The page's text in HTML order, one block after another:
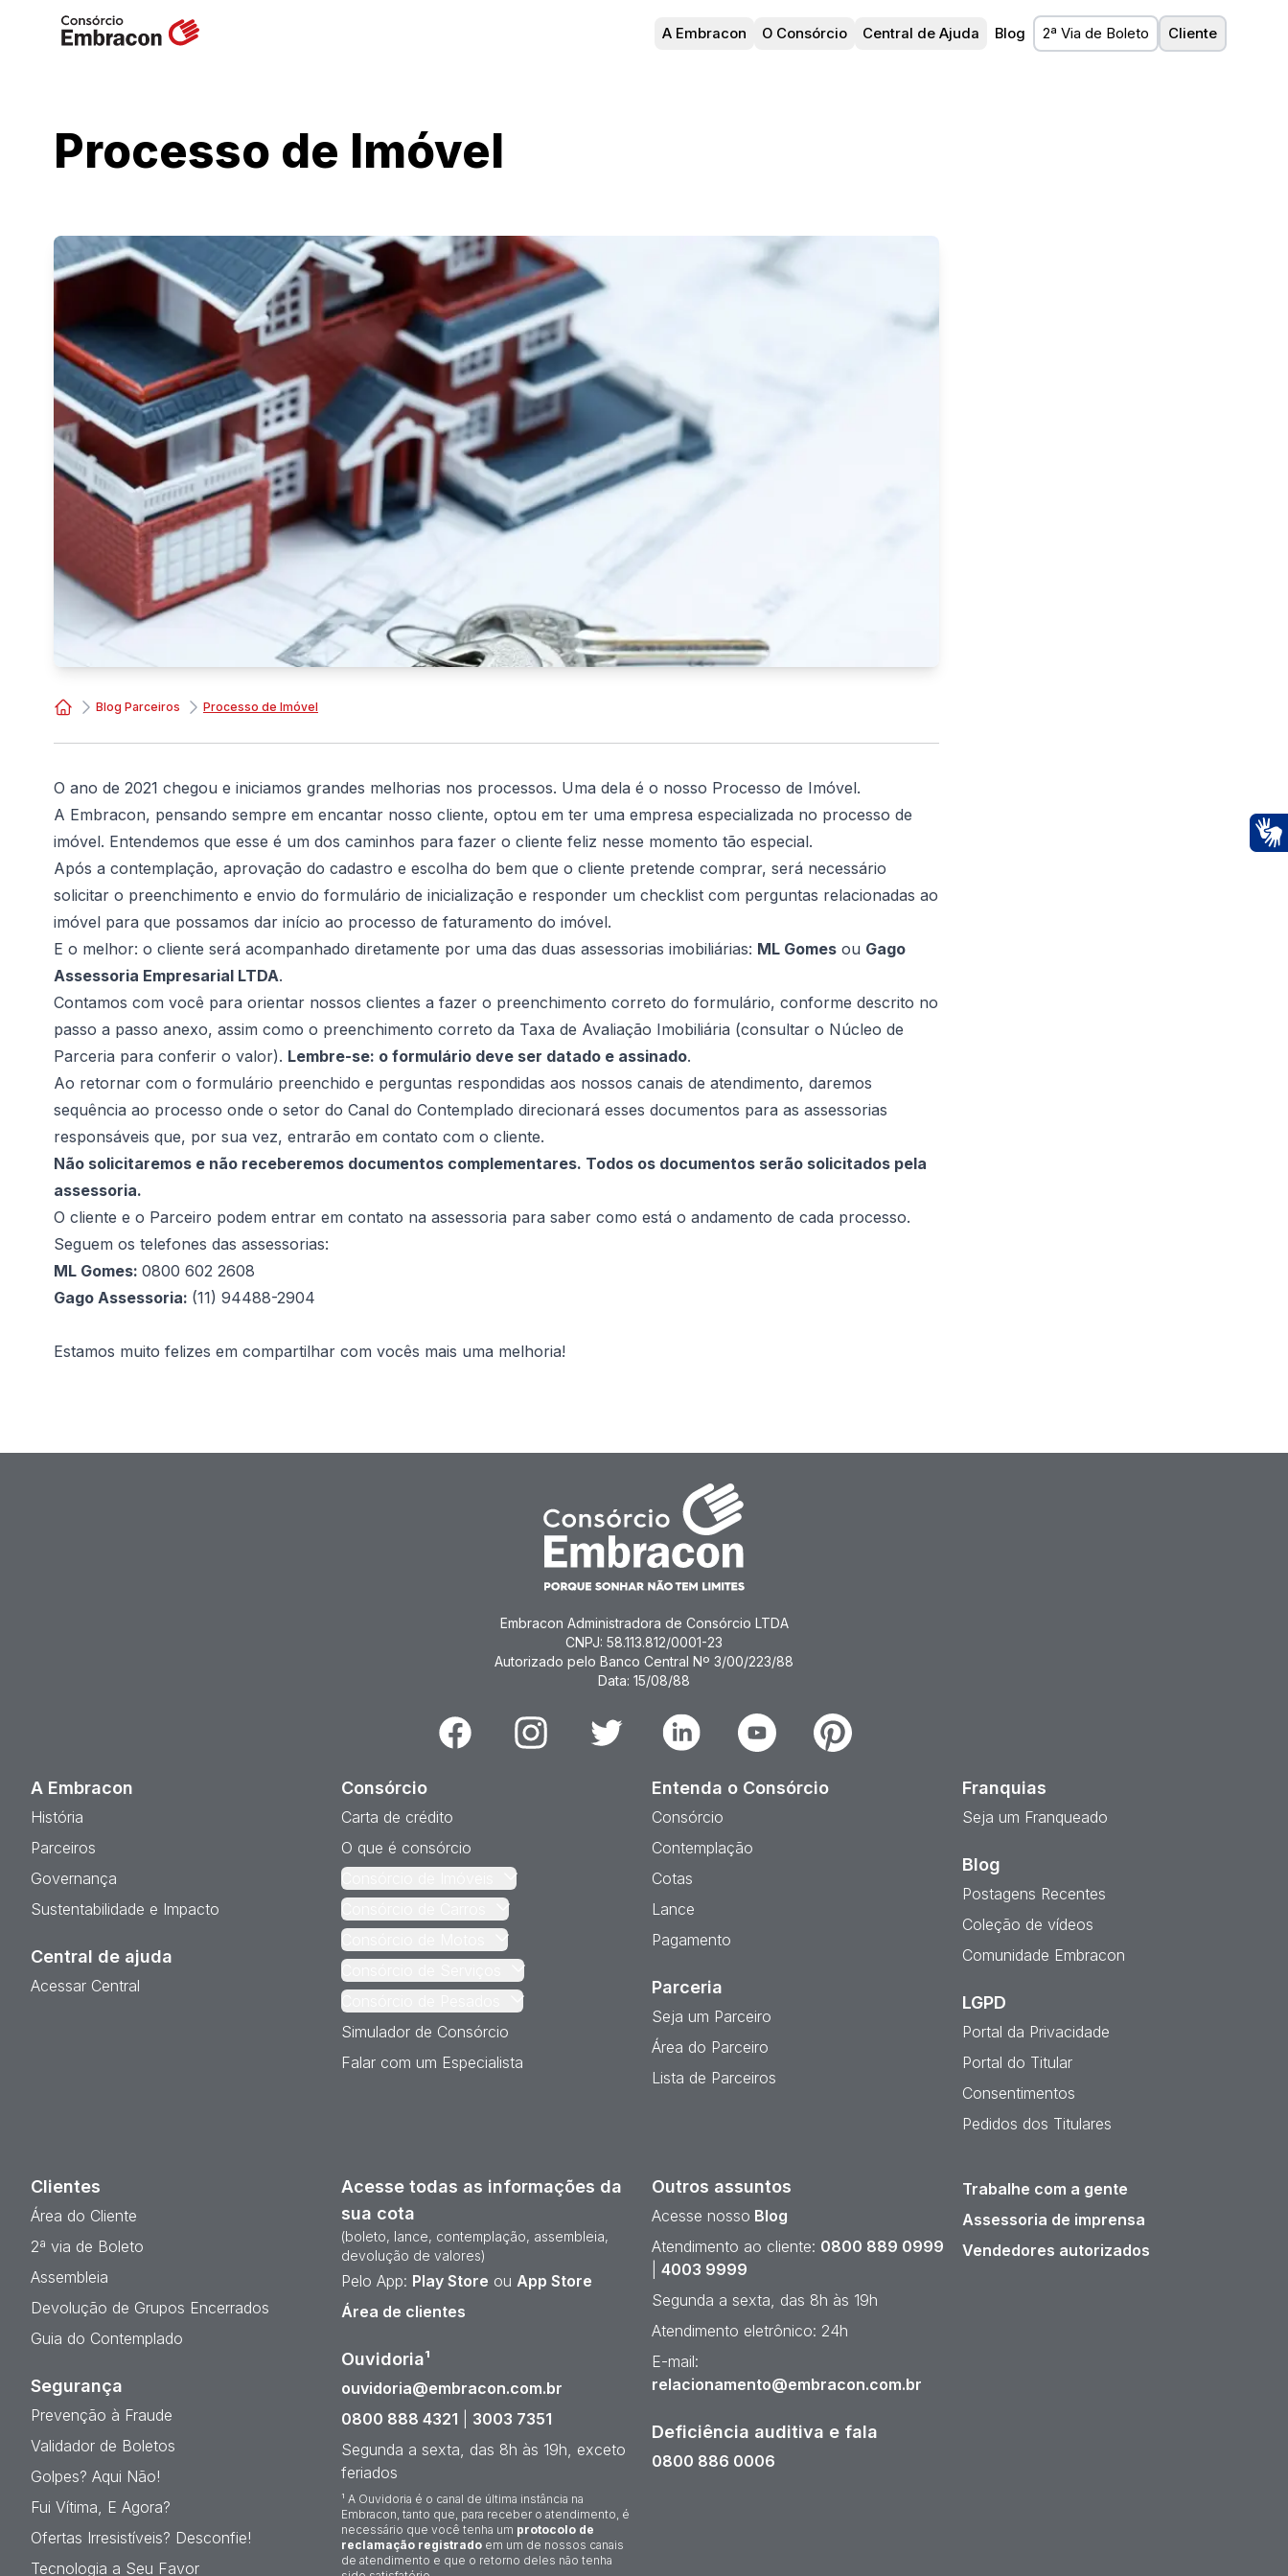
A Embracon O Consórcio Central de Ajuda Blog 2ª Via de Boleto Cliente
Processo de Imóvel
Blog Parceiros Processo de Imóvel
O ano de 2021 chegou e iniciamos grandes melhorias nos processos. Uma dela é o nosso Processo de Imóvel.
A Embracon, pensando sempre em encantar nosso cliente, optou em ter uma empresa especializada no processo de
imóvel. Entendemos que esse é um dos caminhos para fazer o cliente feliz nesse momento tão especial.
Após a contemplação, aprovação do cadastro e escolha do bem que o cliente pretende comprar, será necessário
solicitar o preenchimento e envio do formulário de inicialização e responder um checklist com perguntas relacionadas ao
imóvel para que possamos dar início ao processo de faturamento do imóvel.
E o melhor: o cliente será acompanhado diretamente por uma das duas assessorias imobiliárias: ML Gomes ou Gago
Assessoria Empresarial LTDA.
Contamos com você para orientar nossos clientes a fazer o preenchimento correto do formulário, conforme descrito no
passo a passo anexo, assim como o preenchimento correto da Taxa de Avaliação Imobiliária (consultar o Núcleo de
Parceria para conferir o valor). Lembre-se: o formulário deve ser datado e assinado.
Ao retornar com o formulário preenchido e perguntas respondidas aos nossos canais de atendimento, daremos
sequência ao processo onde o setor do Canal do Contemplado direcionará esses documentos para as assessorias
responsáveis que, por sua vez, entrarão em contato com o cliente.
Não solicitaremos e não receberemos documentos complementares. Todos os documentos serão solicitados pela
assessoria.
O cliente e o Parceiro podem entrar em contato na assessoria para saber como está o andamento de cada processo.
Seguem os telefones das assessorias:
ML Gomes: 0800 602 2608
Gago Assessoria: (11) 94488-2904
Estamos muito felizes em compartilhar com vocês mais uma melhoria!
Embracon Administradora de Consórcio LTDA
CNPJ: 58.113.812/0001-23
Autorizado pelo Banco Central Nº 3/00/223/88
Data: 15/08/88
Facebook Instagram Twitter Linkedin Youtube Pinterest
A Embracon
História
Parceiros
Governança
Sustentabilidade e Impacto
Central de ajuda
Acessar Central
Consórcio
Carta de crédito
O que é consórcio
Simulador de Consórcio
Falar com um Especialista
Entenda o Consórcio
Consórcio
Contemplação
Cotas
Lance
Pagamento
Parceria
Seja um Parceiro
Área do Parceiro
Lista de Parceiros
Franquias
Seja um Franqueado
Blog
Postagens Recentes
Coleção de vídeos
Comunidade Embracon
LGPD
Portal da Privacidade
Portal do Titular
Consentimentos
Pedidos dos Titulares
Clientes
Área do Cliente
2ª via de Boleto
Assembleia
Devolução de Grupos Encerrados
Guia do Contemplado
Segurança
Prevenção à Fraude
Validador de Boletos
Golpes? Aqui Não!
Fui Vítima, E Agora?
Ofertas Irresistíveis? Desconfie!
Tecnologia a Seu Favor
Acesse todas as informações da
sua cota
(boleto, lance, contemplação, assembleia,
devolução de valores)
Pelo App: Play Store ou App Store
Área de clientes
Ouvidoria¹
ouvidoria@embracon.com.br
0800 888 4321
3003 7351
Segunda a sexta, das 8h às 19h, exceto
feriados
¹ A Ouvidoria é o canal de última instância na
Embracon, tanto que, para receber o atendimento, é
necessário que você tenha um protocolo de
reclamação registrado em um de nossos canais
de atendimento e que o retorno deles não tenha
Outros assuntos
Acesse nosso Blog
Atendimento ao cliente: 0800 889 0999
4003 9999
Segunda a sexta, das 8h às 19h
Atendimento eletrônico: 24h
E-mail:
relacionamento@embracon.com.br
Deficiência auditiva e fala
0800 886 0006
Trabalhe com a gente
Assessoria de imprensa
Vendedores autorizados